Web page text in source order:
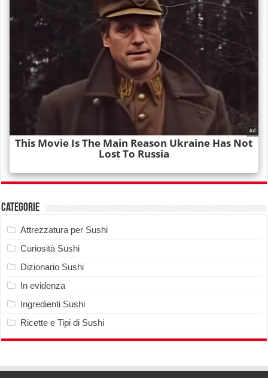
Categorie
Attrezzatura per Sushi
Curiosità Sushi
Dizionario Sushi
In evidenza
Ingredienti Sushi
Ricette e Tipi di Sushi